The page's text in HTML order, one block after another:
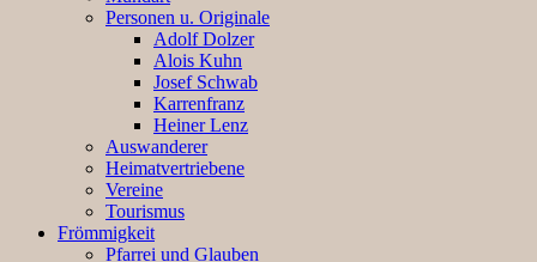
Personen u. Originale
Adolf Dolzer
Alois Kuhn
Josef Schwab
Karrenfranz
Heiner Lenz
Auswanderer
Heimatvertriebene
Vereine
Tourismus
Frömmigkeit
Pfarrei und Glauben